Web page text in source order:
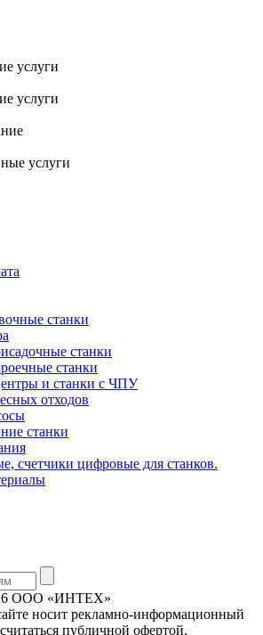
услуги
услуги
услуги
станки
станки
станки
и станки с ЧПУ
отходов
станки
счетчики цифровые для станков.
ООО «ИНТЕХ»
носит рекламно-информационный
публичной офертой.